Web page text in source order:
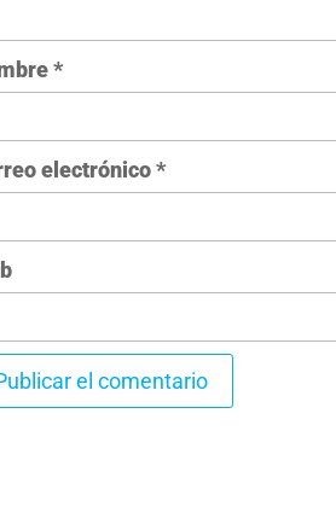
*
electrónico*